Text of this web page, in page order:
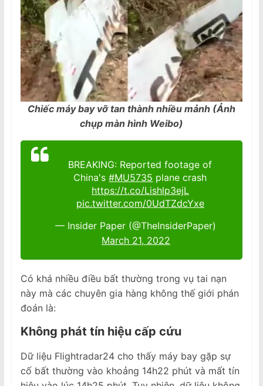
Chiếc máy bay vỡ tan thành nhiều mảnh (Ảnh
chụp màn hình Weibo)
BREAKING: Reported footage of
China's#MU5735 plane crash
https://t.co/Lishlp3ejL
pic.twitter.com/0UdTZdcYxe
— Insider Paper (@TheInsiderPaper)
March 21, 2022
Có khá nhiều điều bất thường trong vụ tai nạn
này mà các chuyên gia hàng không thế giới phán
đoán là:
Không phát tín hiệu cấp cứu
Dữ liệu Flightradar24 cho thấy máy bay gặp sự
cố bất thường vào khoảng 14h22 phút và mất tín